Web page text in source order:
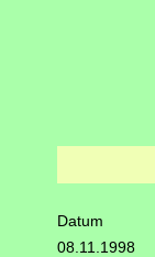
Datum
08.11.1998